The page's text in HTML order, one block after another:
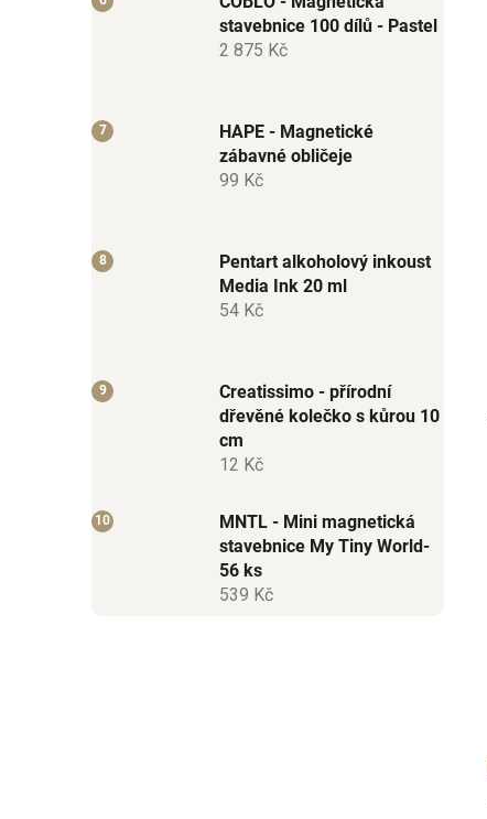
stavebnice 100 dílů - Pastel
2 875 Kč
HAPE - Magnetické
zábavné obličeje
99 Kč
Pentart alkoholový inkoust
Media Ink 20 ml
54 Kč
Creatissimo - přírodní
dřevěné kolečko s kůrou 10
cm
12 Kč
MNTL - Mini magnetická
stavebnice My Tiny World-
56 ks
539 Kč